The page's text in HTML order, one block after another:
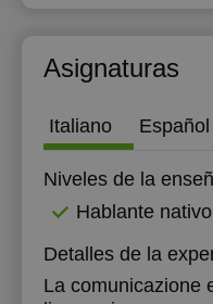
Asignaturas
Italiano
Niveles de la
Hablante nativo
Detalles de la
La comunicazione